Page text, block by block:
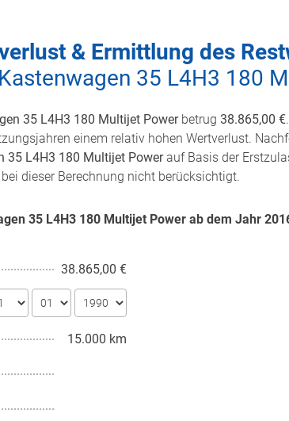
& Ermittlung des
35 L4H3 180
35 L4H3 180 Multijet Powerbetrug 38.865,00 €
einem relativ hohen Wertverlust.
35 L4H3 180 Multijet Powerauf Basis der
dieser Berechnung nicht berücksichtigt.
35 L4H3 180 Multijet Power ab dem Jahr
38.865,00 €
15.000 km